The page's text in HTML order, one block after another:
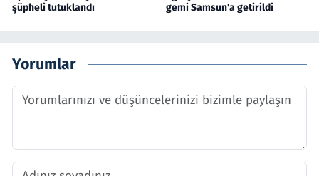
şüpheli tutuklandı
gemi Samsun'a getirildi
Yorumlar